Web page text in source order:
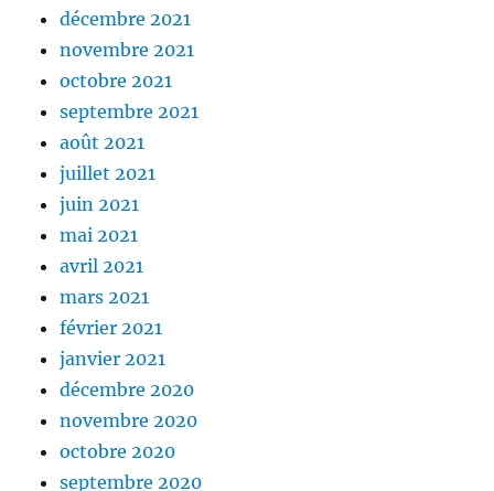
décembre 2021
novembre 2021
octobre 2021
septembre 2021
août 2021
juillet 2021
juin 2021
mai 2021
avril 2021
mars 2021
février 2021
janvier 2021
décembre 2020
novembre 2020
octobre 2020
septembre 2020